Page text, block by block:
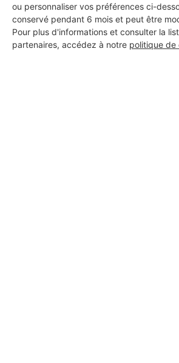
ou personnaliser vos préférences ci-
conservé pendant 6 mois et peut être
Pour plus d'informations et consulter la
partenaires, accédez à notre politique de
15 ans d'expérience
Voir sa fiche